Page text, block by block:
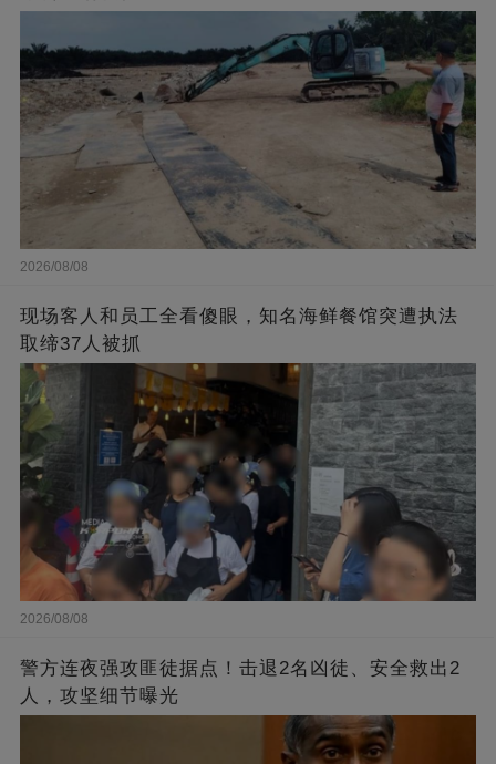
2026/08/08
现场客人和员工全看傻眼，知名海鲜餐馆突遭执法
取缔37人被抓
2026/08/08
警方连夜强攻匪徒据点！击退2名凶徒、安全救出2
人，攻坚细节曝光